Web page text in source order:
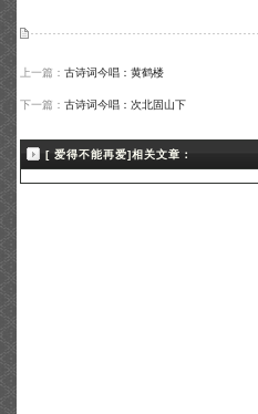
上一篇： 古诗词今唱：黄鹤楼
下一篇： 古诗词今唱：次北固山下
[ 爱得不能再爱]相关文章：